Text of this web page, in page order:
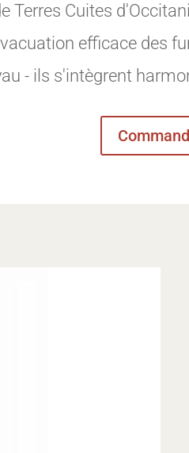
Terres Cuites
efficace des
- ils s'intègrent